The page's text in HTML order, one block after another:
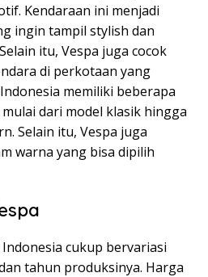
Kendaraan ini menjadi
ingin tampil stylish dan
itu, Vespa juga cocok
di perkotaan yang
memiliki beberapa
dari model klasik hingga
Selain itu, Vespa juga
warna yang bisa dipilih
cukup bervariasi
tahun produksinya. Harga